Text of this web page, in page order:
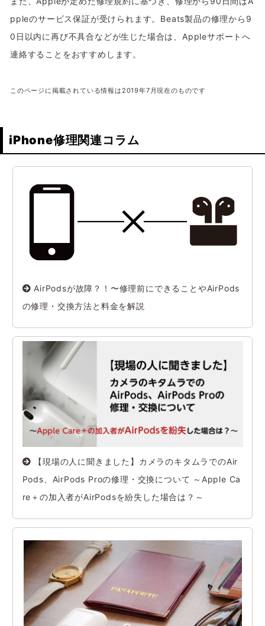
ppleのサービス保証が受けられます。Beats製品の修理から9
0日以内に再び不具合などが生じた場合は、Appleサポートへ
連絡することをおすすめします。
このページに掲載されている情報は2019年7月現在のものです
iPhone修理関連コラム
AirPodsが故障？！〜修理前にできることやAirPods
の修理・交換方法と料金を解説
【現場の人に聞きました】カメラのキタムラでのAir
Pods、AirPods Proの修理・交換について ～Apple Ca
re＋の加入者がAirPodsを紛失した場合は？～